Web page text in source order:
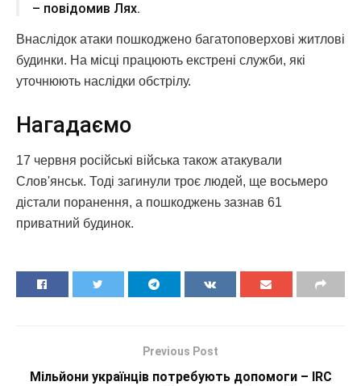
– повідомив Лях.
Внаслідок атаки пошкоджено багатоповерхові житлові
будинки. На місці працюють екстрені служби, які
уточнюють наслідки обстрілу.
Нагадаємо
17 червня російські війська також атакували
Слов'янськ. Тоді загинули троє людей, ще восьмеро
дістали поранення, а пошкоджень зазнав 61
приватний будинок.
Previous Post
Мільйони українців потребують допомоги – IRC